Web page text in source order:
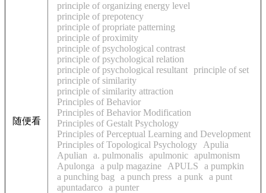
随便看
principle of organizing energy level
principle of prepotency
principle of propriate patterning
principle of proximity
principle of psychological contrast
principle of psychological relation
principle of psychological resultant principle of set
principle of similarity
principle of similarity attraction
Principles of Behavior
Principles of Behavior Modification
Principles of Gestalt Psychology
Principles of Perceptual Learning and Development
Principles of Topological Psychology
Apulia
Apulian
a. pulmonalis apulmonic apulmonism
Apulonga
a pulp magazine APULS
a pumpkin
a punching bag
a punch press a punk
a punt
apuntadarco a punter